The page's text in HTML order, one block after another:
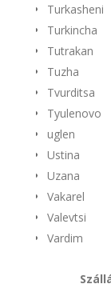
Turkasheni
Turkincha
Tutrakan
Tuzha
Tvurditsa
Tyulenovo
uglen
Ustina
Uzana
Vakarel
Valevtsi
Vardim